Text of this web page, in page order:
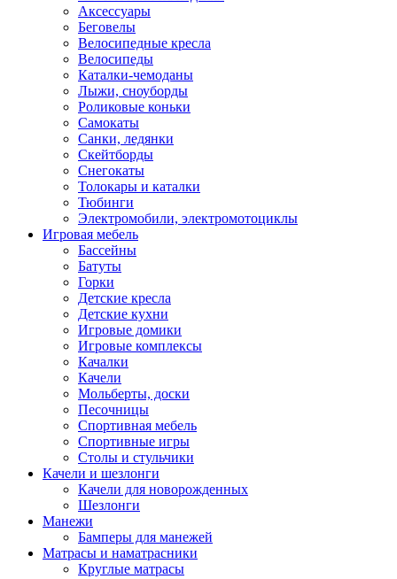
Аксессуары
Беговелы
Велосипедные кресла
Велосипеды
Каталки-чемоданы
Лыжи, сноуборды
Роликовые коньки
Самокаты
Санки, ледянки
Скейтборды
Снегокаты
Толокары и каталки
Тюбинги
Электромобили, электромотоциклы
Игровая мебель
Бассейны
Батуты
Горки
Детские кресла
Детские кухни
Игровые домики
Игровые комплексы
Качалки
Качели
Мольберты, доски
Песочницы
Спортивная мебель
Спортивные игры
Столы и стульчики
Качели и шезлонги
Качели для новорожденных
Шезлонги
Манежи
Бамперы для манежей
Матрасы и наматрасники
Круглые матрасы